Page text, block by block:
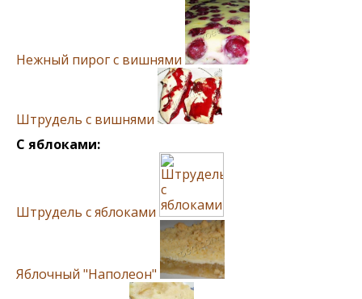
Нежный пирог с вишнями
Штрудель с вишнями
С яблоками:
Штрудель с яблоками
Яблочный "Наполеон"